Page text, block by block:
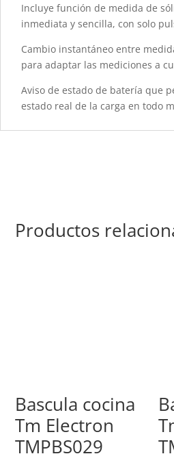
Incluye función de medida de
inmediata y sencilla, con solo
Cambio instantáneo entre
para adaptar las mediciones a
Aviso de estado de batería que
estado real de la carga en todo
Productos
Bascula cocina
Tm Electron
TMPBS029